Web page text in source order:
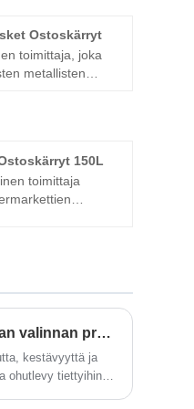
Ostoskärryt
toimittaja, joka
metallisten
laadulla, CE EN
myös toimittaa
uusien
150L
toimittaja
valmiin näytteen
Mikä tekee korkealaatuisista leimauskomponenteista oikean valinnan projektillesi?
kestävyyttä ja
ohutlevy tiettyihin